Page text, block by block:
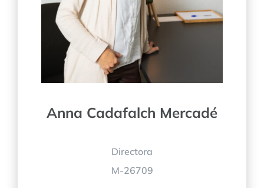
Anna Cadafalch Mercadé
Directora
M-26709